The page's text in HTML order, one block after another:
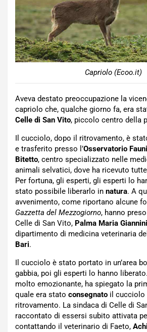
Capriolo (Ecoo.it)
Aveva destato preoccupazione la
capriolo che, qualche giorno fa, era
Celle di San Vito, piccolo centro della
Il cucciolo, dopo il ritrovamento, è
e trasferito presso l’Osservatorio
Bitetto, centro specializzato nelle
animali selvatici, dove ha ricevuto
Per fortuna, gli esperti, gli esperti lo
stato possibile liberarlo in natura. A
avvenimento, come riportano alcune
Gazzetta del Mezzogiorno, hanno
Celle di San Vito, Palma Maria Giannini
dipartimento di medicina veterinaria
Bari.
Il cucciolo è stato portato in un’area
gabbia, poi gli esperti lo hanno
molto emozionante, ha spiegato la
quale era stato consegnato il cucciolo
ritrovamento. La sindaca di Celle di
raccontato di essersi subito attivata
contattando il veterinario di Faeto,